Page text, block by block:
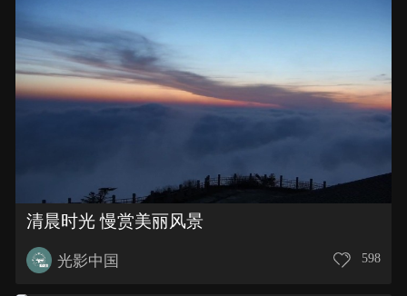
清晨时光 慢赏美丽风景
光影中国 598